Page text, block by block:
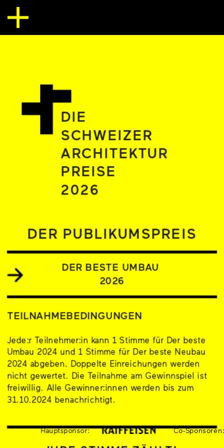
DIE
SCHWEIZER
ARCHITEKTUR
PREISE
2026
DER BESTE UMBAU
2026
Jede:r Teilnehmer:in kann 1 Stimme für Der beste
Umbau 2024 und 1 Stimme für Der beste Neubau
2024 abgeben. Doppelte Einreichungen werden
nicht gewertet. Die Teilnahme am Gewinnspiel ist
freiwillig. Alle Gewinner:innen werden bis zum
31.10.2024 benachrichtigt.
DER PUBLIKUMSPREIS
TEILNAHMEBEDINGUNGEN
Hauptsponsor: Co-Sponsoren: